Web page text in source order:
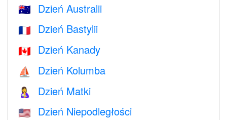
🇦🇺 Dzień Australii
🇫🇷 Dzień Bastylii
🇨🇦 Dzień Kanady
⛵️ Dzień Kolumba
🤱 Dzień Matki
🇺🇸 Dzień Niepodległości